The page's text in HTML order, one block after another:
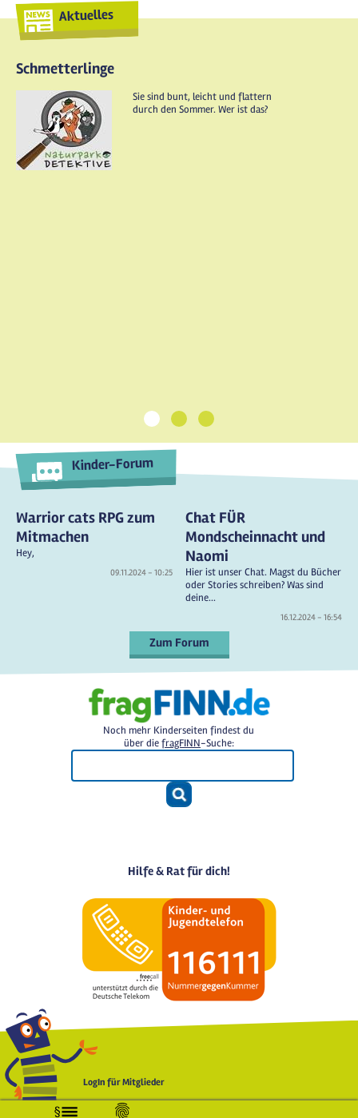
Aktuelles
Schmetterlinge
Sie sind bunt, leicht und flattern
durch den Sommer. Wer ist das?
1 2 3
Kinder-Forum
Warrior cats RPG zum
Mitmachen
Hey,
09.11.2024 - 10:25
Chat FÜR
Mondscheinnacht und
Naomi
Hier ist unser Chat. Magst du Bücher
oder Stories schreiben? Was sind
deine...
16.12.2024 - 16:54
Zum Forum
Noch mehr Kinderseiten findest du
über diefragFINN-Suche:
Hilfe & Rat für dich!
LogIn für Mitglieder